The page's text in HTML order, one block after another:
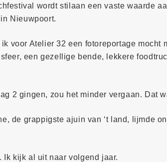
wordt stilaan een vaste waarde
Nieuwpoort.
voor Atelier 32 een fotoreportage mocht
een gezellige bende, lekkere
2 gingen, zou het minder vergaan. Dat
de grappigste ajuin van ‘t land, lijmde
Ik kijk al uit naar volgend jaar.